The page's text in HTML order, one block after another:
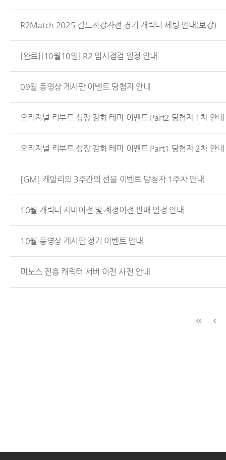
R2Match 2025 길드최강자전 경기 캐릭터 세팅 안내(보강)
[완료][10월10일] R2 임시점검 일정 안내
09월 동영상 게시판 이벤트 당첨자 안내
오리지널 리부트 성장 강화 테마 이벤트 Part2 당첨자 1차 안내
오리지널 리부트 성장 강화 테마 이벤트 Part1 당첨자 2차 안내
[GM] 케일리의 3주간의 선물 이벤트 당첨자 1주차 안내
10월 캐릭터 서버이전 및 계정이전 판매 일정 안내
10월 동영상 게시판 정기 이벤트 안내
미노스 전용 캐릭터 서버 이전 사전 안내